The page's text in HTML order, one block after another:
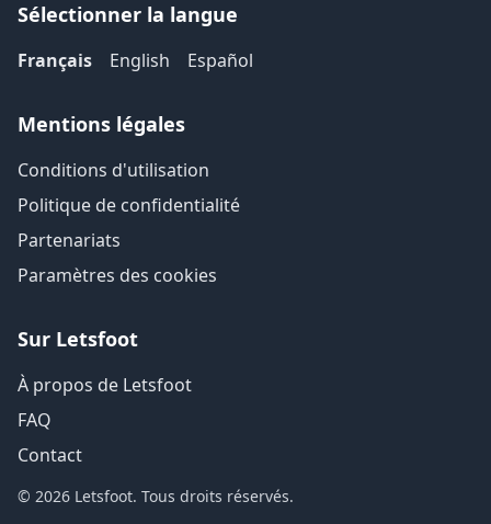
Sélectionner la langue
Français English Español
Mentions légales
Conditions d'utilisation
Politique de confidentialité
Partenariats
Paramètres des cookies
Sur Letsfoot
À propos de Letsfoot
FAQ
Contact
© 2026 Letsfoot. Tous droits réservés.